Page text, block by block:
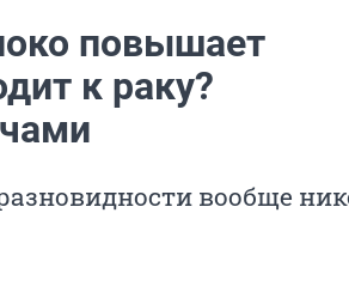
повышает
к раку?
вообще